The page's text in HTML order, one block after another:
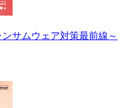
サムウェア対策最前線～